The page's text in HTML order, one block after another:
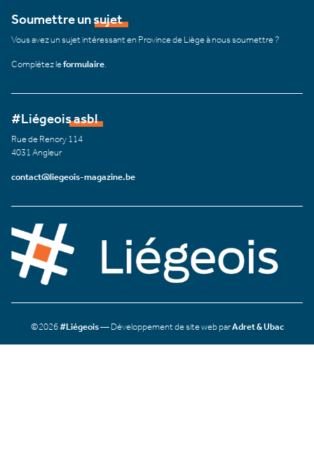
Soumettre un sujet
Vous avez un sujet intéressant en Province de Liège à nous soumettre ?
Complétez leformulaire
#Liégeois asbl
Rue de Renory 114
4031 Angleur
contact@liegeois-magazine.be
©2026#Liégeois— Développement de site web parAdret & Ubac